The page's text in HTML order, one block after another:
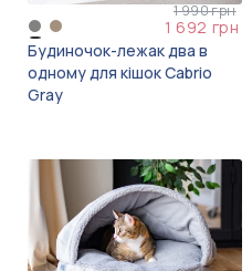
1 990 грн
1 692 грн
Будиночок-лежак два в
одному для кішок Cabrio
Gray